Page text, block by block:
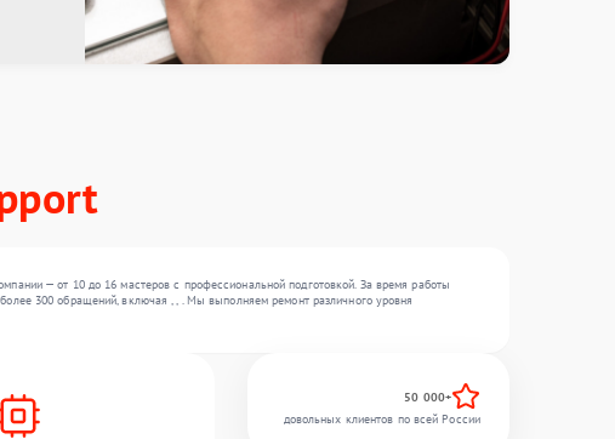
— от 10 до 16 мастеров с профессиональной подготовкой. За время работы
300 обращений, включая , , . Мы выполняем ремонт различного уровня
50 000+
довольных клиентов по всей России